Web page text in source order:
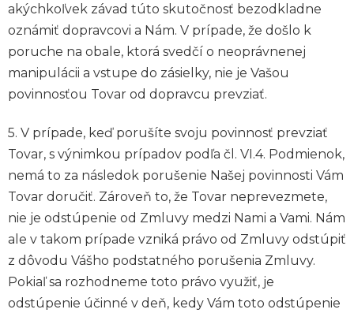
akýchkoľvek závad túto skutočnosť bezodkladne
oznámiť dopravcovi a Nám. V prípade, že došlo k
poruche na obale, ktorá svedčí o neoprávnenej
manipulácii a vstupe do zásielky, nie je Vašou
povinnosťou Tovar od dopravcu prevziať.
5. V prípade, keď porušíte svoju povinnosť prevziať
Tovar, s výnimkou prípadov podľa čl. VI.4. Podmienok,
nemá to za následok porušenie Našej povinnosti Vám
Tovar doručiť. Zároveň to, že Tovar neprevezmete,
nie je odstúpenie od Zmluvy medzi Nami a Vami. Nám
ale v takom prípade vzniká právo od Zmluvy odstúpiť
z dôvodu Vášho podstatného porušenia Zmluvy.
Pokiaľ sa rozhodneme toto právo využiť, je
odstúpenie účinné v deň, kedy Vám toto odstúpenie